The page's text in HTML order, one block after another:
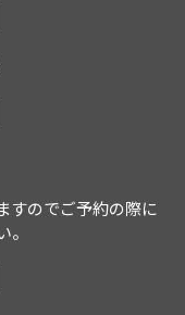
すのでご予約の際に